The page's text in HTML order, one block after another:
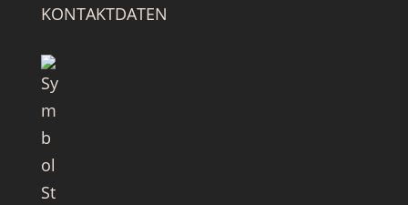
KONTAKTDATEN